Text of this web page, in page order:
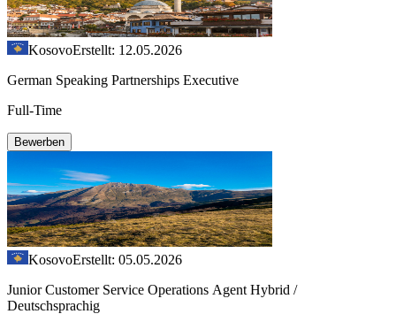
KosovoErstellt: 12.05.2026
German Speaking Partnerships Executive
Full-Time
Bewerben
KosovoErstellt: 05.05.2026
Junior Customer Service Operations Agent Hybrid /
Deutschsprachig